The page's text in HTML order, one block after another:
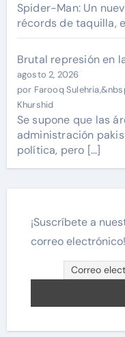
Spider-Man: Un
récords de taquilla,
Brutal represión en
agosto 2, 2026
por Farooq
Khurshid
Se supone que las
administración
política, pero […]
¡Suscríbete a
correo electrónico!